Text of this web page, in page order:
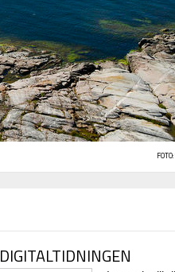
DIGITALTIDNINGEN